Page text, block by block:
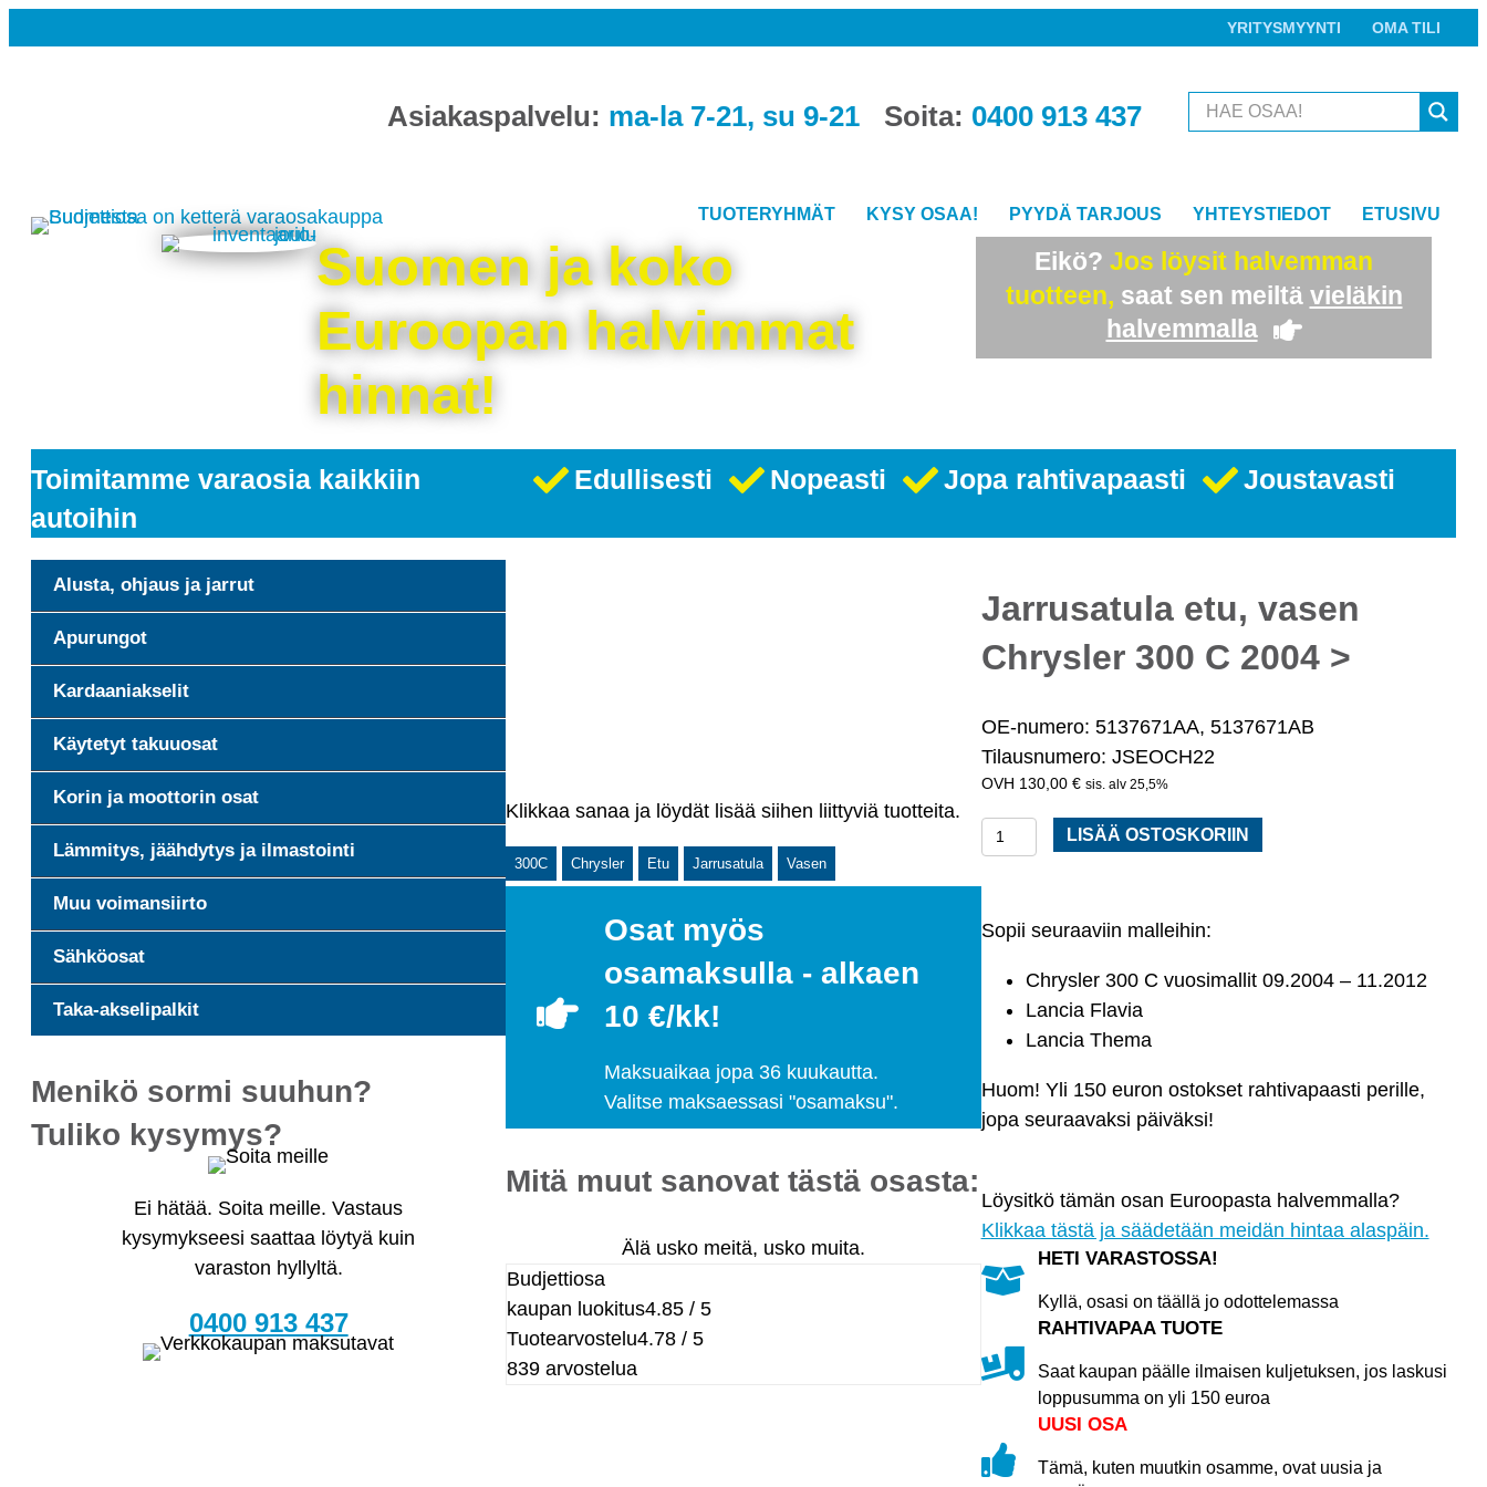
YRITYSMYYNTI OMA TILI
Asiakaspalvelu: ma-la 7-21, su 9-21 Soita: 0400 913 437
TUOTERYHMÄT KYSY OSAA! PYYDÄ TARJOUS YHTEYSTIEDOT ETUSIVU
Suomen ja koko
Euroopan halvimmat
hinnat!
Eikö? Jos löysit halvemman
tuotteen, saat sen meiltä vieläkin
halvemmalla
Toimitamme varaosia kaikkiin
autoihin
Edullisesti Nopeasti Jopa rahtivapaasti Joustavasti
Alusta, ohjaus ja jarrut
Apurungot
Kardaaniakselit
Käytetyt takuuosat
Korin ja moottorin osat
Lämmitys, jäähdytys ja ilmastointi
Muu voimansiirto
Sähköosat
Taka-akselipalkit
Menikö sormi suuhun?
Tuliko kysymys?
Ei hätää. Soita meille. Vastaus
kysymykseesi saattaa löytyä kuin
varaston hyllyltä.
0400 913 437
Klikkaa sanaa ja löydät lisää siihen liittyviä tuotteita.
300C Chrysler Etu Jarrusatula Vasen
Osat myös
osamaksulla - alkaen
10 €/kk!
Maksuaikaa jopa 36 kuukautta.
Valitse maksaessasi "osamaksu".
Mitä muut sanovat tästä osasta:
Älä usko meitä, usko muita.
Budjettiosa
kaupan luokitus4.85 / 5
Tuotearvostelu4.78 / 5
839 arvostelua
Jarrusatula etu, vasen
Chrysler 300 C 2004 >
OE-numero: 5137671AA, 5137671AB
Tilausnumero: JSEOCH22
130,00 € sis. alv 25,5%
Jarrusatula
etu,
vasen
Chrysler
2004
LISÄÄ OSTOSKORIIN
Sopii seuraaviin malleihin:
Chrysler 300 C vuosimallit 09.2004 – 11.2012
Lancia Flavia
Lancia Thema
Huom! Yli 150 euron ostokset rahtivapaasti perille,
jopa seuraavaksi päiväksi!
Löysitkö tämän osan Euroopasta halvemmalla?
Klikkaa tästä ja säädetään meidän hintaa alaspäin.
HETI VARASTOSSA!
Kyllä, osasi on täällä jo odottelemassa
RAHTIVAPAA TUOTE
Saat kaupan päälle ilmaisen kuljetuksen, jos laskusi
loppusumma on yli 150 euroa
UUSI OSA
Tämä, kuten muutkin osamme, ovat uusia ja